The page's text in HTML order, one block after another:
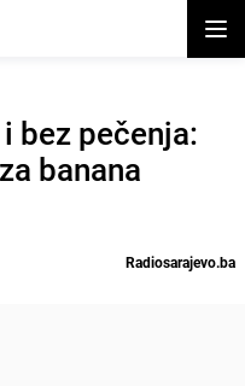
bez pečenja:
banana
Radiosarajevo.ba